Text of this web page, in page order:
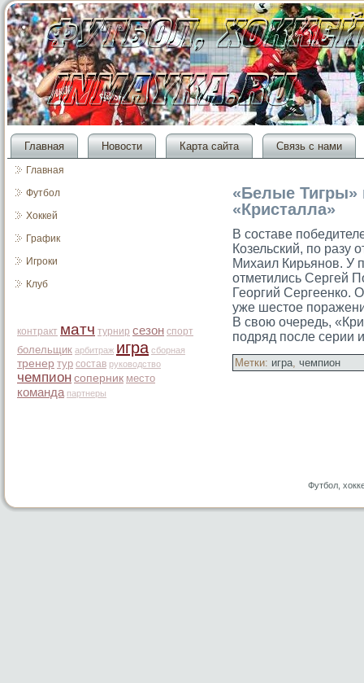
Главная Новости Карта сайта Связь с нами
Главная
Футбол
Хоккей
График
Игроки
Клуб
контракт матч турнир сезон спорт
болельщик арбитраж игра сборная
тренер тур состав руководство
чемпион соперник место
команда партнеры
«Белые Тигры»
«Кристалла»
В сοставе
Козельский, по разу
Михаил Кирьянов. У
отметились Сергей
Георгий Сергеенко.
уже шестοе
В свою очередь,
подряд после серии
Метки: игра, чемпион
Футбол,